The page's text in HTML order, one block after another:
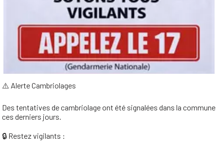
⚠️ Alerte Cambriolages
Des tentatives de cambriolage ont été signalées dans la commune
ces derniers jours.
🔒 Restez vigilants :